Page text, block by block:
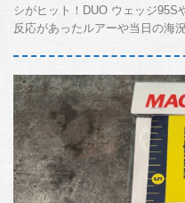
シがヒット！DUO ウェッジ95S
反応があったルアーや当日の海